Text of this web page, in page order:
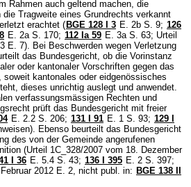
Rahmen auch geltend machen, die
Tragweite eines Grundrechts verkannt
erachtet ( BGE 128 I 3 E. 2b S. 9; 126
E. 2a S. 170; 112 Ia 59 E. 3a S. 63; Urteil
E. 7). Bei Beschwerden wegen Verletzung
das Bundesgericht, ob die Vorinstanz
oder kantonaler Vorschriften gegen das
kantonales oder eidgenössisches
dieses unrichtig auslegt und anwendet.
verfassungsmässigen Rechten und
prüft das Bundesgericht mit freier
E. 2.2 S. 206; 131 I 91 E. 1 S. 93; 129 I
Ebenso beurteilt das Bundesgericht
des von der Gemeinde angerufenen
(Urteil 1C_328/2007 vom 18. Dezember
I 36 E. 5.4 S. 43; 136 I 395 E. 2 S. 397;
2012 E. 2, nicht publ. in: BGE 138 II